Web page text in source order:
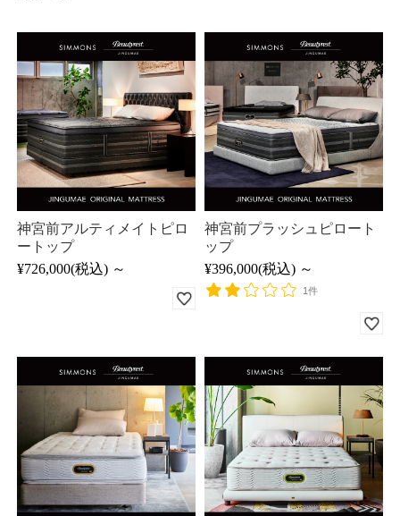
神宮前アルティメイトピロ
ートップ
¥726,000(税込) ～
神宮前プラッシュピロート
ップ
¥396,000(税込) ～
1件